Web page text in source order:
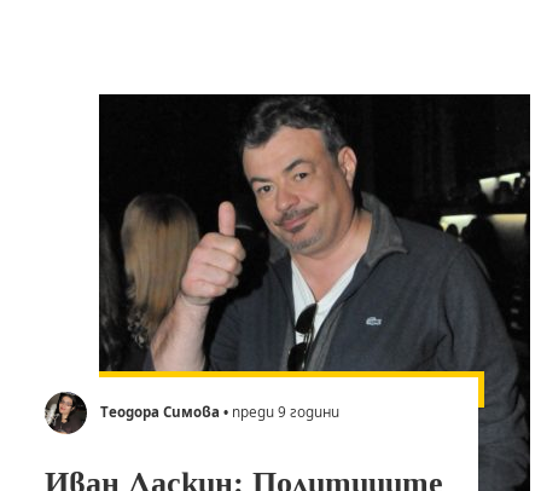
Теодора Симова • преди 9 години